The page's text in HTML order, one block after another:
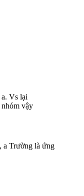
Vs lại
vậy
a Trường là ứng